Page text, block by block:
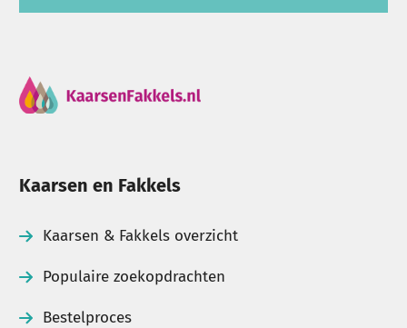
Kaarsen en Fakkels
Kaarsen & Fakkels overzicht
Populaire zoekopdrachten
Bestelproces